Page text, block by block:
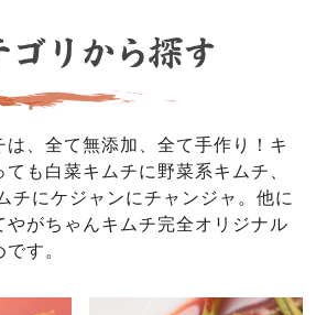
は、全て無添加、全て手作り！キ
ても白菜キムチに野菜系キムチ、
チにケジャンにチャンジャ。他に
やがちゃんキムチ完全オリジナル
す。